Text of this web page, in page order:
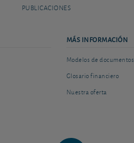
PUBLICACIONES
MÁS INFORMACIÓN
Modelos de documentos
Glosario financiero
Nuestra oferta